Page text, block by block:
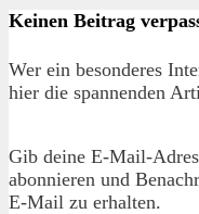
Keinen Beitrag
Wer ein besonderes
hier die spannenden
Gib deine E-Mail-
abonnieren und
E-Mail zu erhalten.